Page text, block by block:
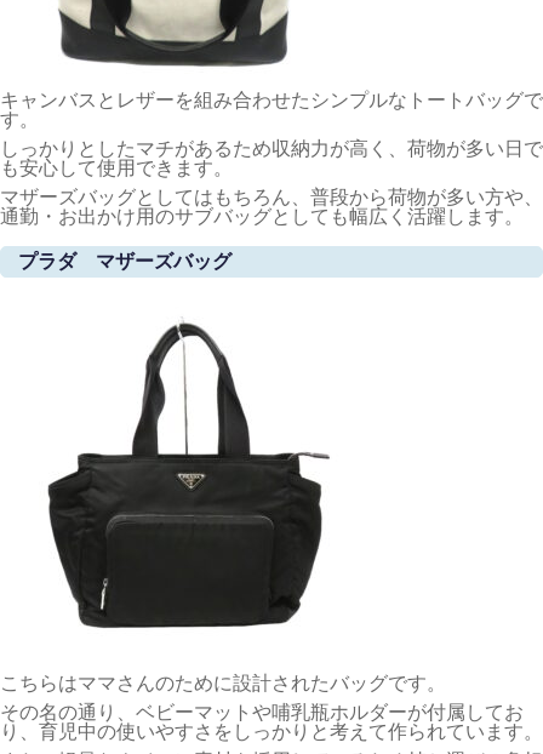
キャンバスとレザーを組み合わせたシンプルなトートバッグで
す。
しっかりとしたマチがあるため収納力が高く、荷物が多い日で
も安心して使用できます。
マザーズバッグとしてはもちろん、普段から荷物が多い方や、
通勤・お出かけ用のサブバッグとしても幅広く活躍します。
プラダ マザーズバッグ
こちらはママさんのために設計されたバッグです。
その名の通り、ベビーマットや哺乳瓶ホルダーが付属してお
り、育児中の使いやすさをしっかりと考えて作られています。